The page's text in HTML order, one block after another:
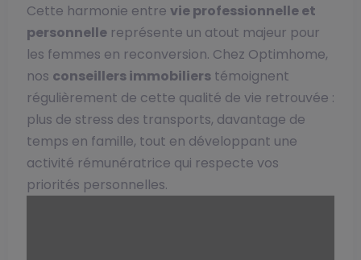
Cette harmonie entre vie professionnelle et
personnellereprésente un atout majeur pour
les femmes en reconversion. Chez Optimhome,
nos conseillers immobilierstémoignent
régulièrement de cette qualité de vie retrouvée :
plus de stress des transports, davantage de
temps en famille, tout en développant une
activité rémunératrice qui respecte vos
priorités personnelles.